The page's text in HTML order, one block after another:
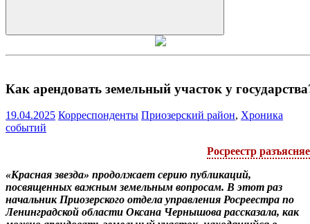
Искать
Как арендовать земельный участок у
19.04.2025 Корреспонденты Приозерский район, Хроника
событий
Росреестр
«Красная звезда» продолжает серию публикаций,
посвященных важным земельным вопросам. В этот раз
начальник Приозерского отдела управления Росреестра по
Ленинградской области Оксана Чернышова рассказала, как